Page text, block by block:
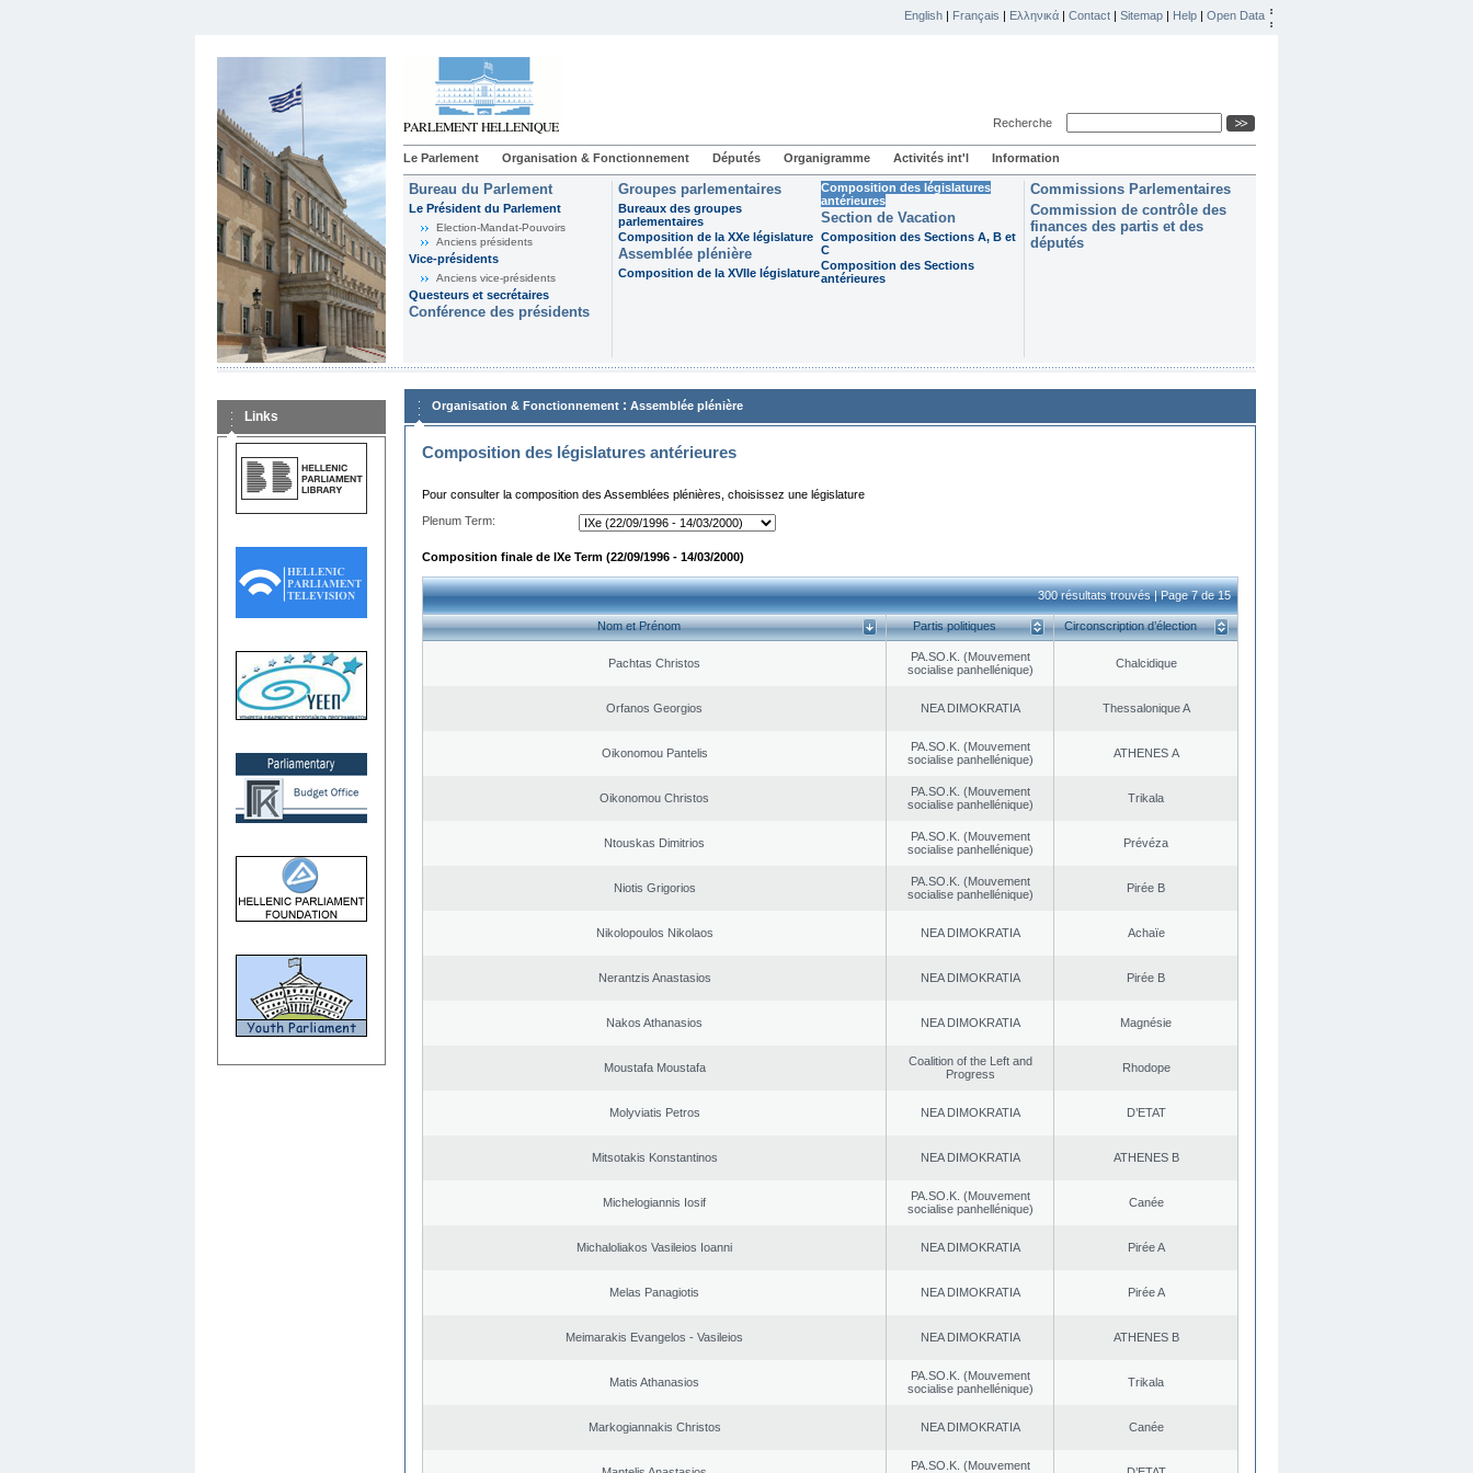
English | Français | Ελληνικά | Contact | Sitemap | Help | Open Data
Recherche
Le Parlement Organisation & Fonctionnement Députés Organigramme Activités int'l Information
Bureau du Parlement
Le Président du Parlement
Election-Mandat-Pouvoirs
Anciens présidents
Vice-présidents
Anciens vice-présidents
Questeurs et secrétaires
Conférence des présidents
Groupes parlementaires
Bureaux des groupes
parlementaires
Composition de la XXe législature
Assemblée plénière
Composition de la XVIIe législature
Composition des législatures
antérieures
Section de Vacation
Composition des Sections A, B et
C
Composition des Sections
antérieures
Commissions Parlementaires
Commission de contrôle des
finances des partis et des
députés
Links
Organisation & Fonctionnement : Assemblée plénière
Composition des législatures antérieures
Pour consulter la composition des Assemblées plénières, choisissez une législature
Plenum Term:
Composition finale de IXe Term (22/09/1996 - 14/03/2000)
300 résultats trouvés | Page 7 de 15
Nom et Prénom Partis politiques Circonscription d’élection
Pachtas Christos
PA.SO.K. (Mouvement
socialise panhellénique)
Chalcidique
Orfanos Georgios NEA DΙMOKRATIA Thessalonique A
Oikonomou Pantelis
PA.SO.K. (Mouvement
socialise panhellénique)
ATHENES Α
Oikonomou Christos
PA.SO.K. (Mouvement
socialise panhellénique)
Trikala
Ntouskas Dimitrios
PA.SO.K. (Mouvement
socialise panhellénique)
Prévéza
Niotis Grigorios
PA.SO.K. (Mouvement
socialise panhellénique)
Pirée B
Nikolopoulos Nikolaos NEA DΙMOKRATIA Achaïe
Nerantzis Anastasios NEA DΙMOKRATIA Pirée B
Nakos Athanasios NEA DΙMOKRATIA Magnésie
Moustafa Moustafa
Coalition of the Left and
Progress
Rhodope
Molyviatis Petros NEA DΙMOKRATIA D’ETAT
Mitsotakis Konstantinos NEA DΙMOKRATIA ATHENES Β
Michelogiannis Iosif
PA.SO.K. (Mouvement
socialise panhellénique)
Canée
Michaloliakos Vasileios Ioanni NEA DΙMOKRATIA Pirée A
Melas Panagiotis NEA DΙMOKRATIA Pirée A
Meimarakis Evangelos - Vasileios NEA DΙMOKRATIA ATHENES Β
Matis Athanasios
PA.SO.K. (Mouvement
socialise panhellénique)
Trikala
Markogiannakis Christos NEA DΙMOKRATIA Canée
PA.SO.K. (Mouvement